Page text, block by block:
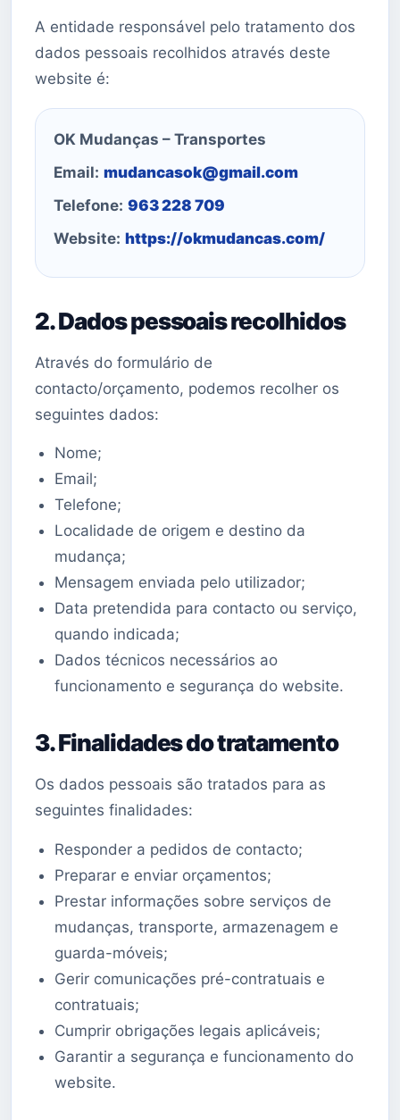
A entidade responsável pelo tratamento dos
dados pessoais recolhidos através deste
website é:
OK Mudanças – Transportes
Email: mudancasok@gmail.com
Telefone: 963 228 709
Website: https://okmudancas.com/
2. Dados pessoais recolhidos
Através do formulário de
contacto/orçamento, podemos recolher os
seguintes dados:
Nome;
Email;
Telefone;
Localidade de origem e destino da
mudança;
Mensagem enviada pelo utilizador;
Data pretendida para contacto ou serviço,
quando indicada;
Dados técnicos necessários ao
funcionamento e segurança do website.
3. Finalidades do tratamento
Os dados pessoais são tratados para as
seguintes finalidades:
Responder a pedidos de contacto;
Preparar e enviar orçamentos;
Prestar informações sobre serviços de
mudanças, transporte, armazenagem e
guarda-móveis;
Gerir comunicações pré-contratuais e
contratuais;
Cumprir obrigações legais aplicáveis;
Garantir a segurança e funcionamento do
website.